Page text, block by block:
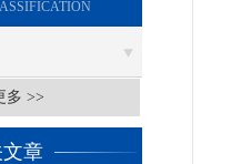
多 >>
章